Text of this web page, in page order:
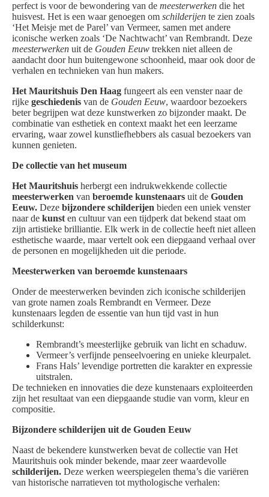
perfect is voor de bewondering van de meesterwerken die het
huisvest. Het is een waar genoegen om schilderijen te zien zoals
‘Het Meisje met de Parel’ van Vermeer, samen met andere
iconische werken zoals ‘De Nachtwacht’ van Rembrandt. Deze
meesterwerken uit de Gouden Eeuw trekken niet alleen de
aandacht door hun buitengewone schoonheid, maar ook door de
verhalen en technieken van hun makers.
Het Mauritshuis Den Haag fungeert als een venster naar de
rijke geschiedenis van de Gouden Eeuw, waardoor bezoekers
beter begrijpen wat deze kunstwerken zo bijzonder maakt. De
combinatie van esthetiek en context maakt het een leerzame
ervaring, waar zowel kunstliefhebbers als casual bezoekers van
kunnen genieten.
De collectie van het museum
Het Mauritshuis herbergt een indrukwekkende collectie
meesterwerken van beroemde kunstenaars uit de Gouden
Eeuw. Deze bijzondere schilderijen bieden een uniek venster
naar de kunst en cultuur van een tijdperk dat bekend staat om
zijn artistieke brilliantie. Elk werk in de collectie heeft niet alleen
esthetische waarde, maar vertelt ook een diepgaand verhaal over
de personen en mogelijkheden uit die periode.
Meesterwerken van beroemde kunstenaars
Onder de meesterwerken bevinden zich iconische schilderijen
van grote namen zoals Rembrandt en Vermeer. Deze
kunstenaars legden de essentie van hun tijd vast in hun
schilderkunst:
Rembrandt’s meesterlijke gebruik van licht en schaduw.
Vermeer’s verfijnde penseelvoering en unieke kleurpalet.
Frans Hals’ levendige portretten die karakter en expressie
uitstralen.
De technieken en innovaties die deze kunstenaars exploiteerden
zijn het resultaat van een diepgaande studie van vorm, kleur en
compositie.
Bijzondere schilderijen uit de Gouden Eeuw
Naast de bekendere kunstwerken bevat de collectie van Het
Mauritshuis ook minder bekende, maar zeer waardevolle
schilderijen. Deze werken weerspiegelen thema’s die variëren
van historische narratieven tot mythologische verhalen: